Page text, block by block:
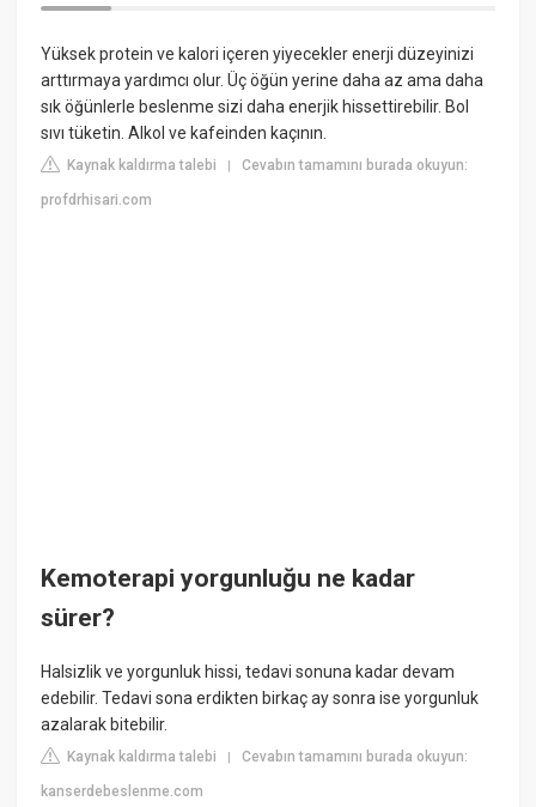
Yüksek protein ve kalori içeren yiyecekler enerji düzeyinizi
arttırmaya yardımcı olur. Üç öğün yerine daha az ama daha
sık öğünlerle beslenme sizi daha enerjik hissettirebilir. Bol
sıvı tüketin. Alkol ve kafeinden kaçının.
Kaynak kaldırma talebi |Cevabın tamamını burada okuyun:
profdrhisari.com
Kemoterapi yorgunluğu ne kadar
sürer?
Halsizlik ve yorgunluk hissi, tedavi sonuna kadar devam
edebilir. Tedavi sona erdikten birkaç ay sonra ise yorgunluk
azalarak bitebilir.
Kaynak kaldırma talebi |Cevabın tamamını burada okuyun:
kanserdebeslenme.com